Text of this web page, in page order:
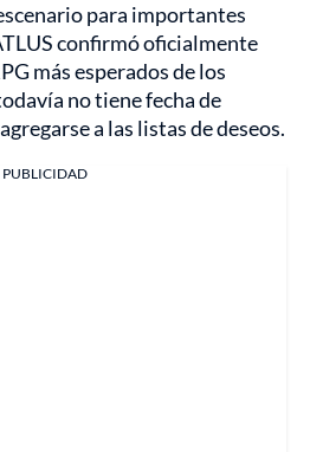
para importantes
confirmó oficialmente
más esperados de los
no tiene fecha de
a las listas de deseos.
PUBLICIDAD